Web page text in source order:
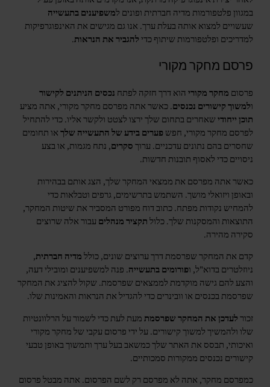
במגוון פלטפורמות מדיה חברתית ופונים למשפיענים בתעשייה
שעשויים למצוא אותה בעלת ערך. אנו גם מגישים את האינפוגרפיקות
למדריכים ופלטפורמות שיתוף כדילהגביר את הנראות.
פרסם מחקר מקורי
פרסום מחקר מקוריהוא דרך חזקה לפתח נכסים הניתנים לקישור
ולמשוך קישורים נכנסים. כאשר אתה מפרסם מחקר מקורי, אתה מציע
תוכן ייחודישאחרים בתחום שלך ירצו לצטט ולקשר אליו. כדי להתחיל
לפרסם מחקר מקורי, חפש פערים בידע של התעשייה שלךאו תחומים
שחסרים בהם נתונים עדכניים. ערוךסקרים, נתח מגמות, או בצע
ניסויים כדי לאסוף תובנות חדשות.
כאשר אתה מפרסם את ממצאי המחקר שלך, הצג אותם בבהירות
ובאופן ויזואלי מושך. השתמש בתרשימים, גרפים וטבלאות כדי
להמחיש נקודות מפתח. כתוב דוח מפורט המסביר את שיטות המחקר,
התוצאות והמסקנות שלך. כלולתקציר מנהליםעבור אלה שרוצים
סקירה מהירה.
קדם את המחקר שפרסמת דרך ערוצים שונים, כוללמדיה חברתית,
ניוזלטרים בדוא"ל, ופורומים בתעשייה. פנה למשפיענים ומובילי דעה,
והצע להם גישה מוקדמת לממצאים שפרסמת. שקול להציג את המחקר
שפרסמת בכנסים או וובינרים כדי להגדיל את הנראות והאמינות שלו.
זכורלעדכן את המחקר שפרסמתמעת לעת כדי לשמור על הרלוונטיות
שלו ולהמשיך למשוך קישורים. על ידי פרסום עקבי של מחקר מקורי
ואיכותי, תבסס את האתר שלך כמשאב בעל ערך ותמשוך באופן טבעי
קישורים נכנסים ממקורות סמכותיים.
כמפרסם מחקר, אתה לא מפרסם רק לשם הפרסום. אתה מבטל פרסום